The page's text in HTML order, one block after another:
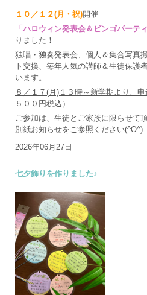
１０／１２(月・祝)開催
「ハロウィン発表会＆ビンゴパーティ
りました！
独唱・独奏発表会、個人＆集合写真
ト交換、毎年人気の講師＆生徒保護
います。
８／１７(月)１３時～新学期より、
５００円税込）
ご参加は、生徒とご家族に限らせて
別紙お知らせをご参照ください(^O^)
2026年06月27日
七夕飾りを作りました♪